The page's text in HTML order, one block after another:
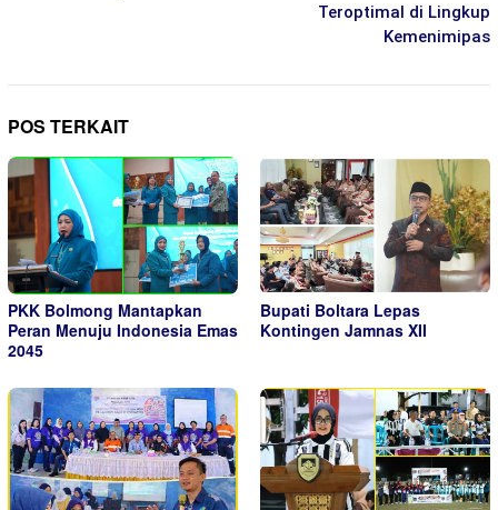
Teroptimal di Lingkup
Kemenimipas
POS TERKAIT
PKK Bolmong Mantapkan
Peran Menuju Indonesia Emas
2045
Bupati Boltara Lepas
Kontingen Jamnas XII